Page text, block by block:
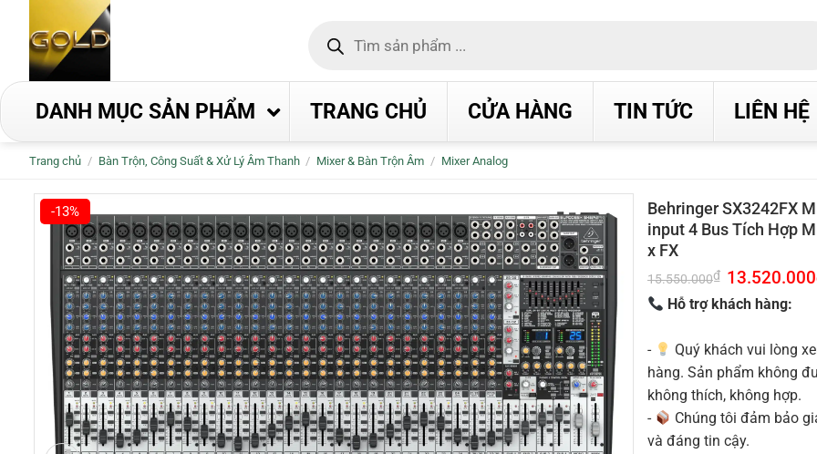
dung
kiếm
DANH MỤC SẢN PHẨM TRANG CHỦ CỬA HÀNG TIN TỨC LIÊN HỆ
Trang chủ / Bàn Trộn, Công Suất & Xử Lý Âm Thanh / Mixer & Bàn Trộn Âm / Mixer Analog
-13%
Behringer SX3242FX
input 4 Bus Tích Hợp
x FX
15.550.000₫ Giá
gốc
là:
15.550.000₫.
13.520.000
Hỗ trợ khách hàng:
-
Quý khách vui lòng
hàng. Sản phẩm không
không thích, không hợp.
-
Chúng tôi đảm bảo
và đáng tin cậy.